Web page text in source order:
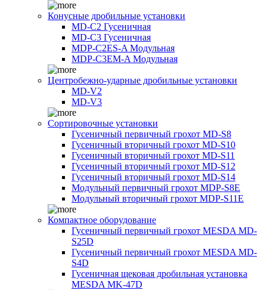
Конусные дробильные установки
MD-C2 Гусеничная
MD-C3 Гусеничная
MDP-C2ES-A Модульная
MDP-C3EM-A Модульная
Центробежно-ударные дробильные установки
MD-V2
MD-V3
Сортировочные установки
Гусеничный первичный грохот MD-S8
Гусеничный вторичный грохот MD-S10
Гусеничный вторичный грохот MD-S11
Гусеничный вторичный грохот MD-S12
Гусеничный вторичный грохот MD-S14
Модульный первичный грохот MDP-S8E
Модульный вторичный грохот MDP-S11E
Компактное оборудование
Гусеничный первичный грохот MESDA MD-
S25D
Гусеничный первичный грохот MESDA MD-
S4D
Гусеничная щековая дробильная установка
MESDA MK-47D